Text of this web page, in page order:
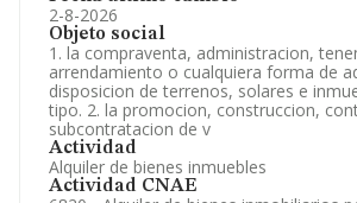
2-8-2026
Objeto social
1. la compraventa, administracion,
arrendamiento o cualquiera forma de
disposicion de terrenos, solares e
tipo. 2. la promocion, construccion,
subcontratacion de v
Actividad
Alquiler de bienes inmuebles
Actividad CNAE